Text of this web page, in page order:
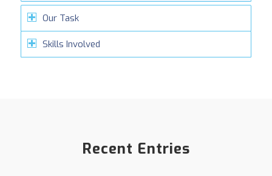
Our Task
Skills Involved
Recent Entries